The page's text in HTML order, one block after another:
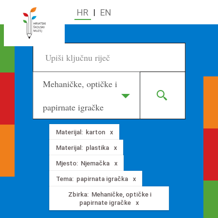
HR | EN
Mehaničke, optičke i
papirnate igračke
Materijal: karton
Materijal: plastika
Mjesto: Njemačka
Tema: papirnata igračka
Zbirka: Mehaničke, optičke i
papirnate igračke